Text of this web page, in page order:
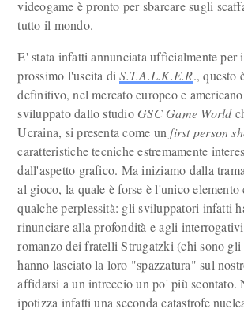
videogame è pronto per sbarcare sugli
tutto il mondo.
E' stata infatti annunciata ufficialmente per
prossimo l'uscita diS.T.A.L.K.E.R., questo
definitivo, nel mercato europeo e
sviluppato dallo studio GSC Game World
Ucraina, si presenta come unfirst person
caratteristiche tecniche estremamente
dall'aspetto grafico. Ma iniziamo dalla
al gioco, la quale è forse è l'unico elemento
qualche perplessità: gli sviluppatori infatti
rinunciare alla profondità e agli
romanzo dei fratelli Strugatzki (chi sono
hanno lasciato la loro "spazzatura" sul
affidarsi a un intreccio un po' più scontato.
ipotizza infatti una seconda catastrofe